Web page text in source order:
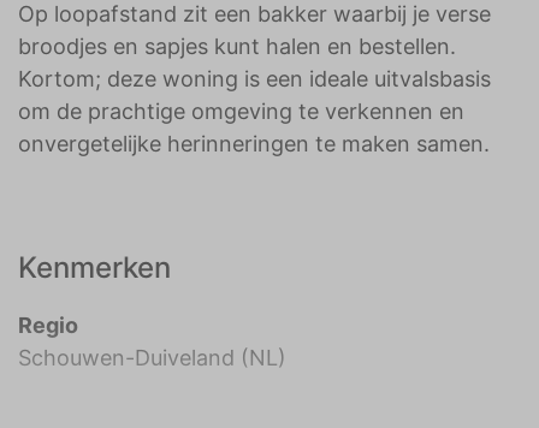
Op loopafstand zit een bakker waarbij je verse
broodjes en sapjes kunt halen en bestellen.
Kortom; deze woning is een ideale uitvalsbasis
om de prachtige omgeving te verkennen en
onvergetelijke herinneringen te maken samen.
Kenmerken
Regio
Schouwen-Duiveland (NL)